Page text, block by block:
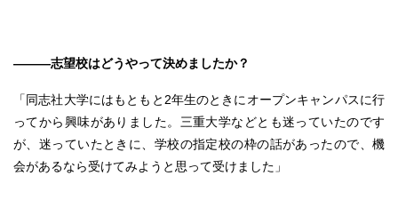
———志望校はどうやって決めましたか？
「同志社大学にはもともと2年生のときにオープンキャンパスに行
ってから興味がありました。三重大学などとも迷っていたのです
が、迷っていたときに、学校の指定校の枠の話があったので、機
会があるなら受けてみようと思って受けました」